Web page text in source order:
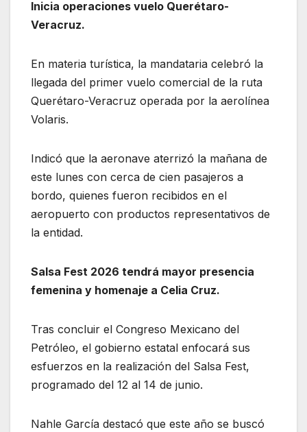
Inicia operaciones vuelo Querétaro-
Veracruz.
En materia turística, la mandataria celebró la
llegada del primer vuelo comercial de la ruta
Querétaro-Veracruz operada por la aerolínea
Volaris.
Indicó que la aeronave aterrizó la mañana de
este lunes con cerca de cien pasajeros a
bordo, quienes fueron recibidos en el
aeropuerto con productos representativos de
la entidad.
Salsa Fest 2026 tendrá mayor presencia
femenina y homenaje a Celia Cruz.
Tras concluir el Congreso Mexicano del
Petróleo, el gobierno estatal enfocará sus
esfuerzos en la realización del Salsa Fest,
programado del 12 al 14 de junio.
Nahle García destacó que este año se buscó